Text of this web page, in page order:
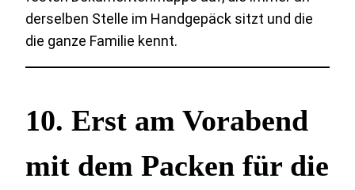
derselben Stelle im Handgepäck sitzt und die
die ganze Familie kennt.
10. Erst am Vorabend
mit dem Packen für die